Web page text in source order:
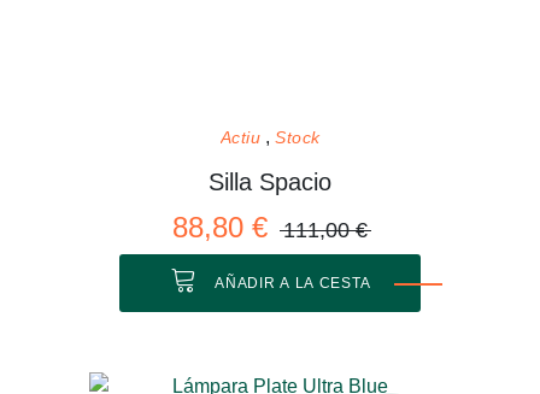
Actiu Stock
Silla Spacio
88,80 € 111,00 €
AÑADIR A LA CESTA